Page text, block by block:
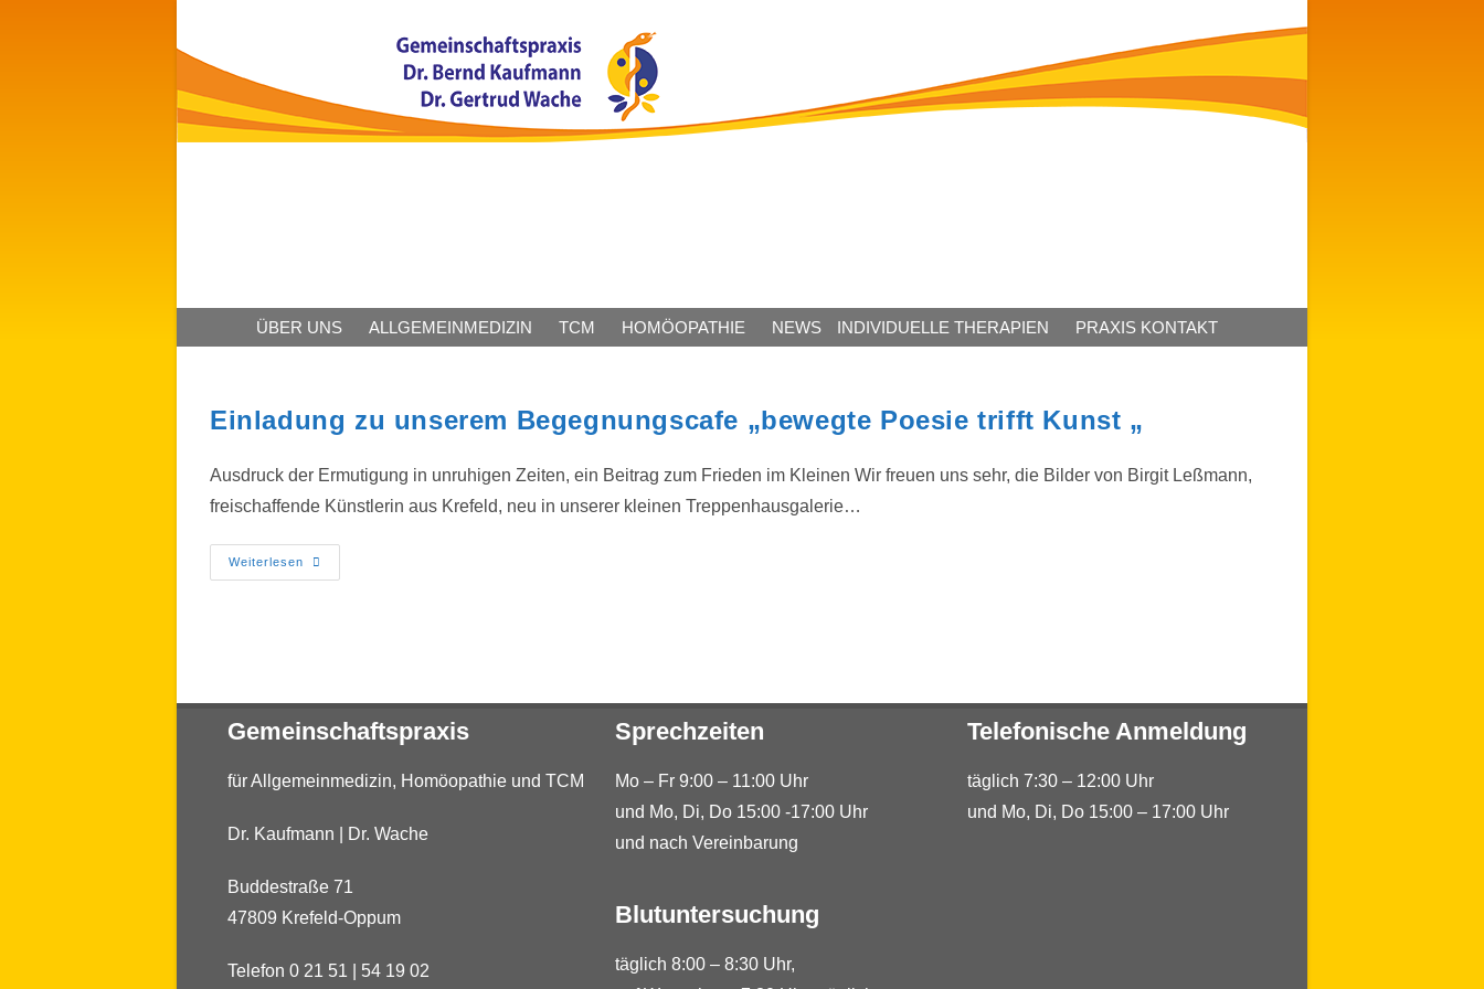
ÜBER UNS ALLGEMEINMEDIZIN TCM HOMÖOPATHIE NEWS INDIVIDUELLE THERAPIEN PRAXIS KONTAKT
Einladung zu unserem Begegnungscafe „bewegte Poesie trifft Kunst „
Ausdruck der Ermutigung in unruhigen Zeiten, ein Beitrag zum Frieden im Kleinen Wir freuen uns sehr, die Bilder von Birgit Leßmann,
freischaffende Künstlerin aus Krefeld, neu in unserer kleinen Treppenhausgalerie…
Weiterlesen
Gemeinschaftspraxis
für Allgemeinmedizin, Homöopathie und TCM
Dr. Kaufmann | Dr. Wache
Buddestraße 71
47809 Krefeld-Oppum
Telefon 0 21 51 | 54 19 02
Sprechzeiten
Mo – Fr 9:00 – 11:00 Uhr
und Mo, Di, Do 15:00 -17:00 Uhr
und nach Vereinbarung
Blutuntersuchung
täglich 8:00 – 8:30 Uhr,
Telefonische Anmeldung
täglich 7:30 – 12:00 Uhr
und Mo, Di, Do 15:00 – 17:00 Uhr